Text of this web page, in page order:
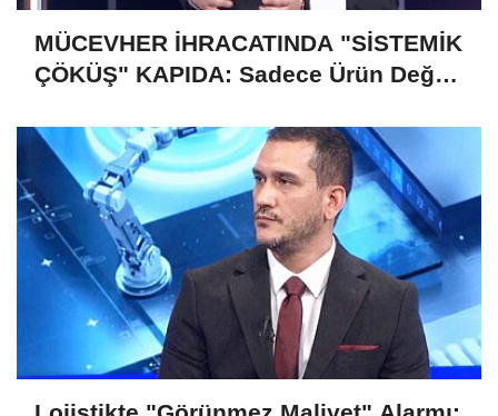
MÜCEVHER İHRACATINDA "SİSTEMİK
ÇÖKÜŞ" KAPIDA: Sadece Ürün Değil,